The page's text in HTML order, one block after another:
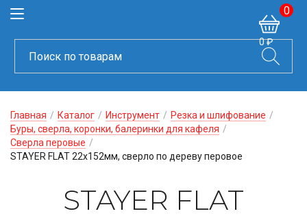
0 ₽
0
Главная / Каталог / Инструмент / Резка и шлифование /
Буры, сверла, коронки, балеринки для кафеля /
Сверла перовые /
STAYER FLAT 22x152мм, сверло по дереву перовое
STAYER FLAT